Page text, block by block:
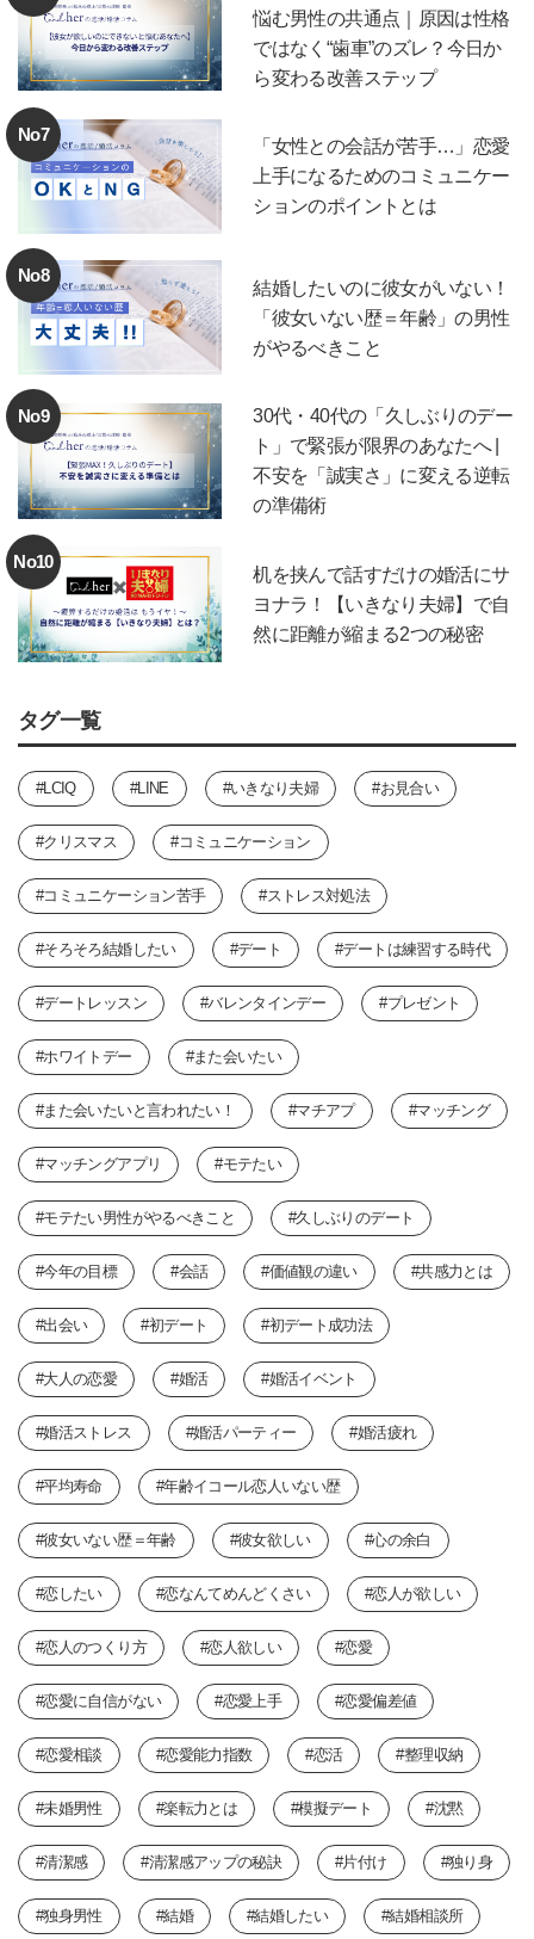
悩む男性の共通点｜原因は性格
ではなく“歯車”のズレ？今日か
ら変わる改善ステップ
No7
「女性との会話が苦手…」恋愛
上手になるためのコミュニケー
ションのポイントとは
No8
結婚したいのに彼女がいない！
「彼女いない歴＝年齢」の男性
がやるべきこと
No9
30代・40代の「久しぶりのデー
ト」で緊張が限界のあなたへ |
不安を「誠実さ」に変える逆転
の準備術
No10
机を挟んで話すだけの婚活にサ
ヨナラ！【いきなり夫婦】で自
然に距離が縮まる2つの秘密
タグ一覧
#LCIQ #LINE #いきなり夫婦 #お見合い
#クリスマス #コミュニケーション
#コミュニケーション苦手 #ストレス対処法
#そろそろ結婚したい #デート #デートは練習する時代
#デートレッスン #バレンタインデー #プレゼント
#ホワイトデー #また会いたい
#また会いたいと言われたい！ #マチアプ #マッチング
#マッチングアプリ #モテたい
#モテたい男性がやるべきこと #久しぶりのデート
#今年の目標 #会話 #価値観の違い #共感力とは
#出会い #初デート #初デート成功法
#大人の恋愛 #婚活 #婚活イベント
#婚活ストレス #婚活パーティー #婚活疲れ
#平均寿命 #年齢イコール恋人いない歴
#彼女いない歴＝年齢 #彼女欲しい #心の余白
#恋したい #恋なんてめんどくさい #恋人が欲しい
#恋人のつくり方 #恋人欲しい #恋愛
#恋愛に自信がない #恋愛上手 #恋愛偏差値
#恋愛相談 #恋愛能力指数 #恋活 #整理収納
#未婚男性 #楽転力とは #模擬デート #沈黙
#清潔感 #清潔感アップの秘訣 #片付け #独り身
#独身男性 #結婚 #結婚したい #結婚相談所